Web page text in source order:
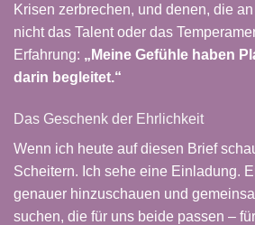
Krisen zerbrechen, und denen, die
nicht das Talent oder das
Erfahrung: „Meine Gefühle haben
darin begleitet.“
Das Geschenk der Ehrlichkeit
Wenn ich heute auf diesen Brief
Scheitern. Ich sehe eine Einladung.
genauer hinzuschauen und
suchen, die für uns beide passen –